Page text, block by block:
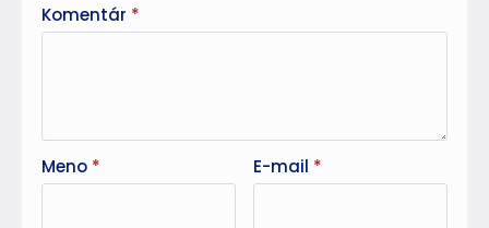
Komentár *
Meno * E-mail *